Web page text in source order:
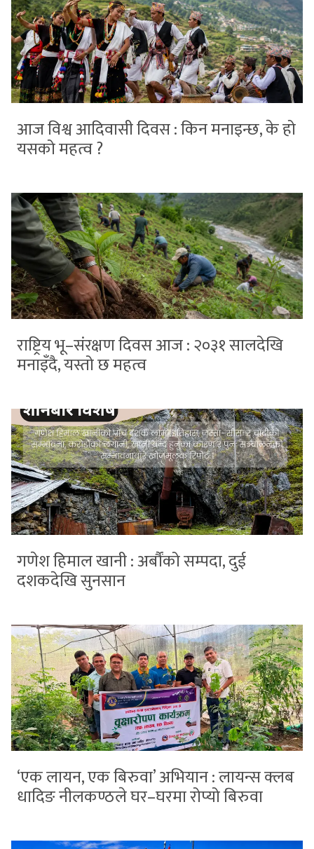
आज विश्व आदिवासी दिवस : किन मनाइन्छ, के हो
यसको महत्व ?
राष्ट्रिय भू–संरक्षण दिवस आज : २०३१ सालदेखि
मनाइँदै, यस्तो छ महत्व
गणेश हिमाल खानी : अर्बौंको सम्पदा, दुई
दशकदेखि सुनसान
‘एक लायन, एक बिरुवा’ अभियान : लायन्स क्लब
धादिङ नीलकण्ठले घर–घरमा रोप्यो बिरुवा